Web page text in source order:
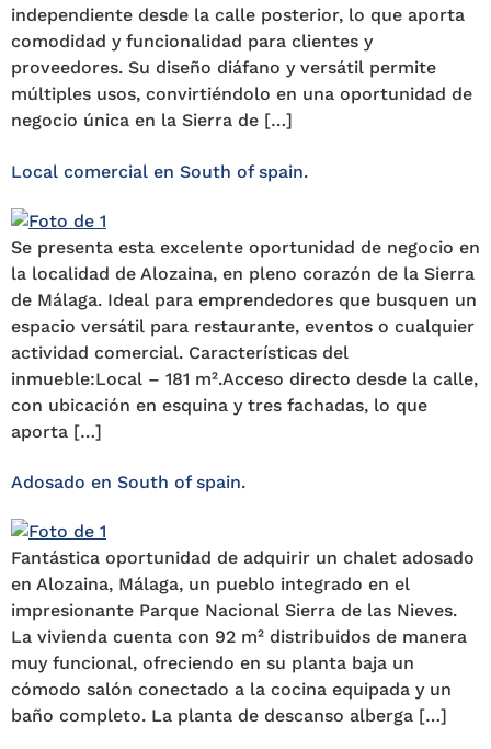
independiente desde la calle posterior, lo que aporta
comodidad y funcionalidad para clientes y
proveedores. Su diseño diáfano y versátil permite
múltiples usos, convirtiéndolo en una oportunidad de
negocio única en la Sierra de […]
Local comercial en South of spain.
Se presenta esta excelente oportunidad de negocio en
la localidad de Alozaina, en pleno corazón de la Sierra
de Málaga. Ideal para emprendedores que busquen un
espacio versátil para restaurante, eventos o cualquier
actividad comercial. Características del
inmueble:Local – 181 m².Acceso directo desde la calle,
con ubicación en esquina y tres fachadas, lo que
aporta […]
Adosado en South of spain.
Fantástica oportunidad de adquirir un chalet adosado
en Alozaina, Málaga, un pueblo integrado en el
impresionante Parque Nacional Sierra de las Nieves.
La vivienda cuenta con 92 m² distribuidos de manera
muy funcional, ofreciendo en su planta baja un
cómodo salón conectado a la cocina equipada y un
baño completo. La planta de descanso alberga […]